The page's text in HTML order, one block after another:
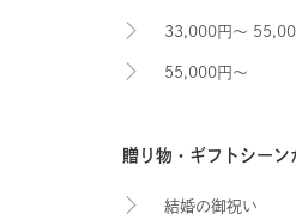
33,000円～
55,000円～
贈り物・ギフトシーン
結婚の御祝い